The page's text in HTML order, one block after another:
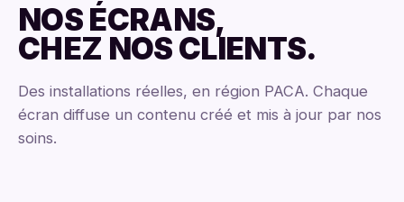
NOS ÉCRANS,
CHEZ NOS CLIENTS.
Des installations réelles, en région PACA. Chaque
écran diffuse un contenu créé et mis à jour par nos
soins.
La Joia